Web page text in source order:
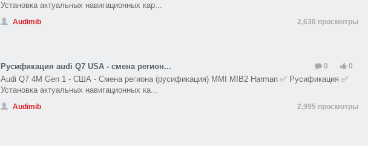
Установка актуальных навигационных кар...
Audimib 2,630 просмотры
Русификация audi Q7 USA - смена регион... 0
0
Audi Q7 4M Gen 1 - США - Смена региона (русификация) MMI MIB2 Harman ✅ Русификация ✅
Установка актуальных навигационных ка...
Audimib 2,995 просмотры